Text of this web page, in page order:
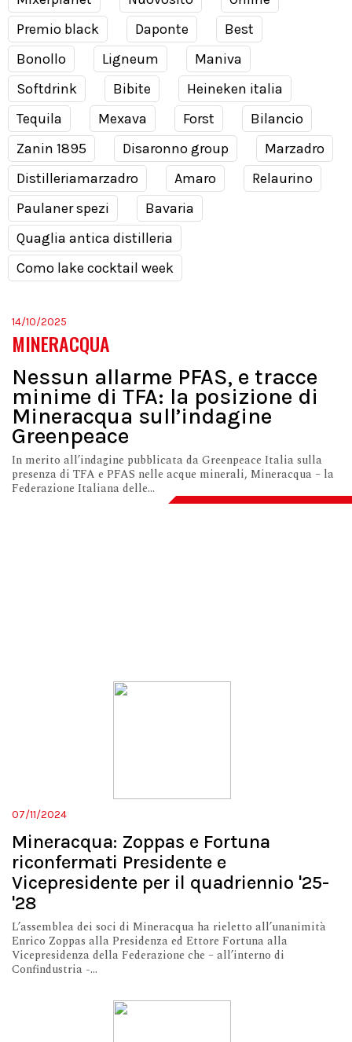
Premio black
Daponte
Best
Bonollo
Ligneum
Maniva
Softdrink
Bibite
Heineken italia
Tequila
Mexava Forst
Bilancio
Zanin 1895
Disaronno group
Marzadro
Distilleriamarzadro
Amaro
Relaurino
Paulaner spezi
Bavaria
Quaglia antica distilleria
Como lake cocktail week
14/10/2025
MINERACQUA
Nessun allarme PFAS, e tracce
minime di TFA: la posizione di
Mineracqua sull’indagine
Greenpeace
In merito all’indagine pubblicata da Greenpeace Italia sulla
presenza di TFA e PFAS nelle acque minerali, Mineracqua – la
Federazione Italiana delle...
07/11/2024
Mineracqua: Zoppas e Fortuna
riconfermati Presidente e
Vicepresidente per il quadriennio '25-
'28
L’assemblea dei soci di Mineracqua ha rieletto all’unanimità
Enrico Zoppas alla Presidenza ed Ettore Fortuna alla
Vicepresidenza della Federazione che – all’interno di
Confindustria -...